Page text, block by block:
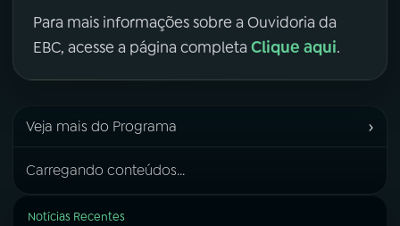
Para mais informações sobre a Ouvidoria da
EBC, acesse a página completa Clique aqui.
Veja mais do Programa ›
Carregando conteúdos...
Notícias Recentes